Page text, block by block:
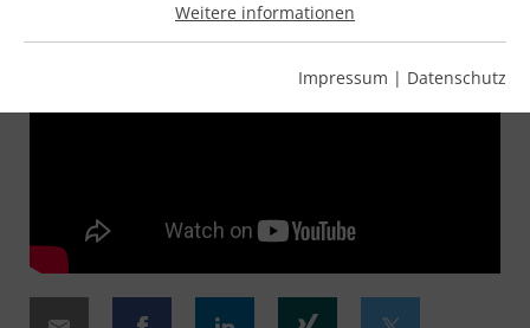
Weitere informationen
Impressum | Datenschutz